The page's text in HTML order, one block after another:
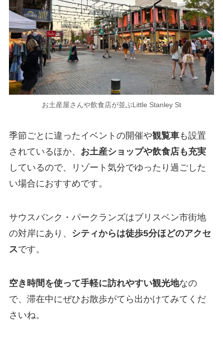
お土産屋さんや飲食店が並ぶLittle Stanley St
季節ごとに違ったイベントの開催や観覧車も設置
されているほか、 お土産ショップや飲食店も充実
しているので、リゾート気分でゆったり過ごした
い場合におすすめです。
サウスバンク・パークランズはブリスベン市街地
の対岸にあり、
シティからは徒歩5分ほどのアクセ
スです。
空き時間を使って手軽に訪れやすい観光地なの
で、滞在中にぜひお散歩がてら出かけてみてくだ
さいね。